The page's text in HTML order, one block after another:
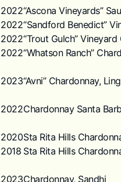
2022“Ascona Vineyards”
2022“Sandford Benedict”
2022“Trout Gulch”
2022“Whatson Ranch”
2023“Avni” Chardonnay,
2022Chardonnay Santa
2020Sta Rita Hills
2018 Sta Rita Hills
2023Chardonnay, Sandhi